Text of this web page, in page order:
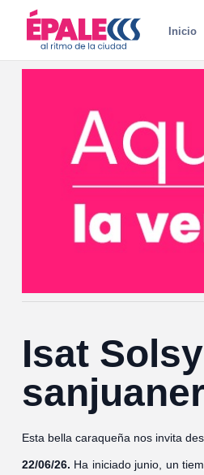
Inicio
Isat
Esta bella caraqueña nos invita
22/06/26. Ha iniciado junio, un